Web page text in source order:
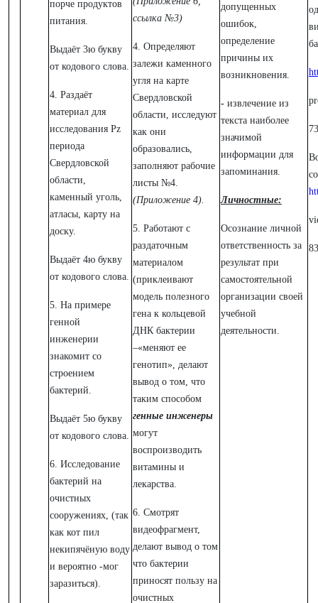
порче продуктов
питания.
Выдаёт 3ю букву
от кодового слова.
4. Раздаёт
материал для
исследования Рz
периода
Свердловской
области,
каменный уголь,
атласы, карту на
доску.
Выдаёт 4ю букву
от кодового слова.
5. На примере
генной
инженерии
знакомит со
строением
бактерий.
Выдаёт 5ю букву
от кодового слова.
6. Исследование
бактерий на
очистных
сооружениях, (так
как кот пил
некипячёную воду
и вероятно -мог
заразиться).
ссылка №3)
4. Определяют
залежи каменного
угля на карте
Свердловской
области, исследуют
как они
образовались,
заполняют рабочие
листы №4.
(Приложение 4).
5. Работают с
раздаточным
материалом
(приклеивают
модель полезного
гена к кольцевой
ДНК бактерии
–«меняют ее
генотип», делают
вывод о том, что
таким способом
генные инженеры
могут
воспроизводить
витамины и
лекарства.
6. Смотрят
видеофрагмент,
делают вывод о том
что бактерии
приносят пользу на
очистных
допущенных
ошибок,
определение
причины их
возникновения.
- извлечение из
текста наиболее
значимой
информации для
запоминания.
Личностные:
Осознание личной
ответственность за
результат при
самостоятельной
организации своей
учебной
деятельности.